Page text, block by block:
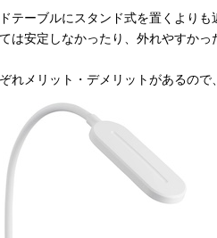
テーブルにスタンド式を置くより
は安定しなかったり、外れやすかっ
れメリット・デメリットがあるので